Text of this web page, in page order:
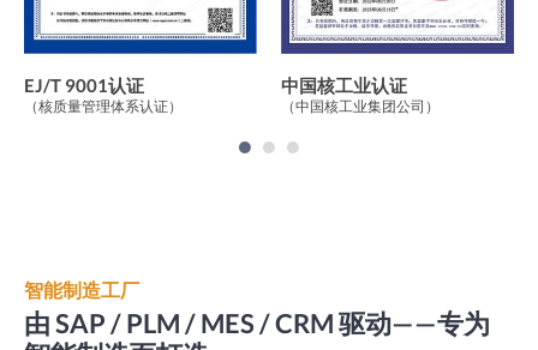
EJ/T 9001认证
（核质量管理体系认证）
中国核工业认证
（中国核工业集团公司）
智能制造工厂
由 SAP / PLM / MES / CRM 驱动——专为